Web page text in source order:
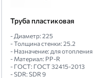
Труба пластиковая
- Диаметр: 225
- Толщина стенки: 25.2
- Назначение: для отопления
- Материал: PP-R
- ГОСТ: ГОСТ 32415-2013
- SDR: SDR 9